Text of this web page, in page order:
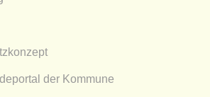
der Kommune